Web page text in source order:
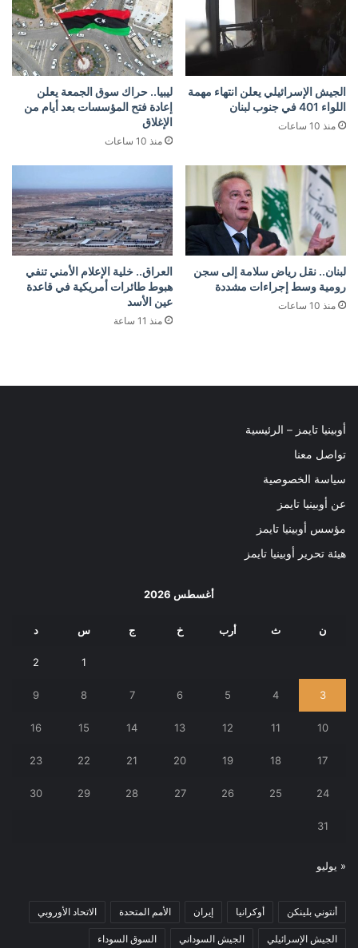
الجيش الإسرائيلي يعلن انتهاء مهمة
اللواء 401 في جنوب لبنان
منذ 10 ساعات
ليبيا.. حراك سوق الجمعة يعلن
إعادة فتح المؤسسات بعد أيام من
الإغلاق
منذ 10 ساعات
لبنان.. نقل رياض سلامة إلى سجن
رومية وسط إجراءات مشددة
منذ 10 ساعات
العراق.. خلية الإعلام الأمني تنفي
هبوط طائرات أمريكية في قاعدة
عين الأسد
منذ 11 ساعة
أوبينيا تايمز – الرئيسية
تواصل معنا
سياسة الخصوصية
عن أوبينيا تايمز
مؤسس أوبينيا تايمز
هيئة تحرير أوبينيا تايمز
أغسطس 2026
ن ث أرب خ ج س د
1
2
3
4
5
6
7
8
9
10
11
12
13
14
15
16
17
18
19
20
21
22
23
24
25
26
27
28
29
30
31
« يوليو
أنتوني بلينكن أوكرانيا إيران الأمم المتحدة الاتحاد الأوروبي
الجيش الإسرائيلي الجيش السوداني السوق السوداء